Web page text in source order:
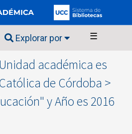
Explorar por ☰
académica es
de Córdoba >
y Año es 2016